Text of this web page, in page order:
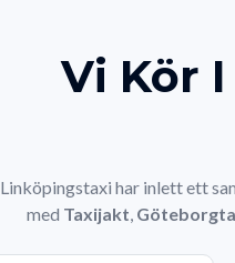
Vi Kör
Linköpingstaxi har inlett ett
med Taxijakt,